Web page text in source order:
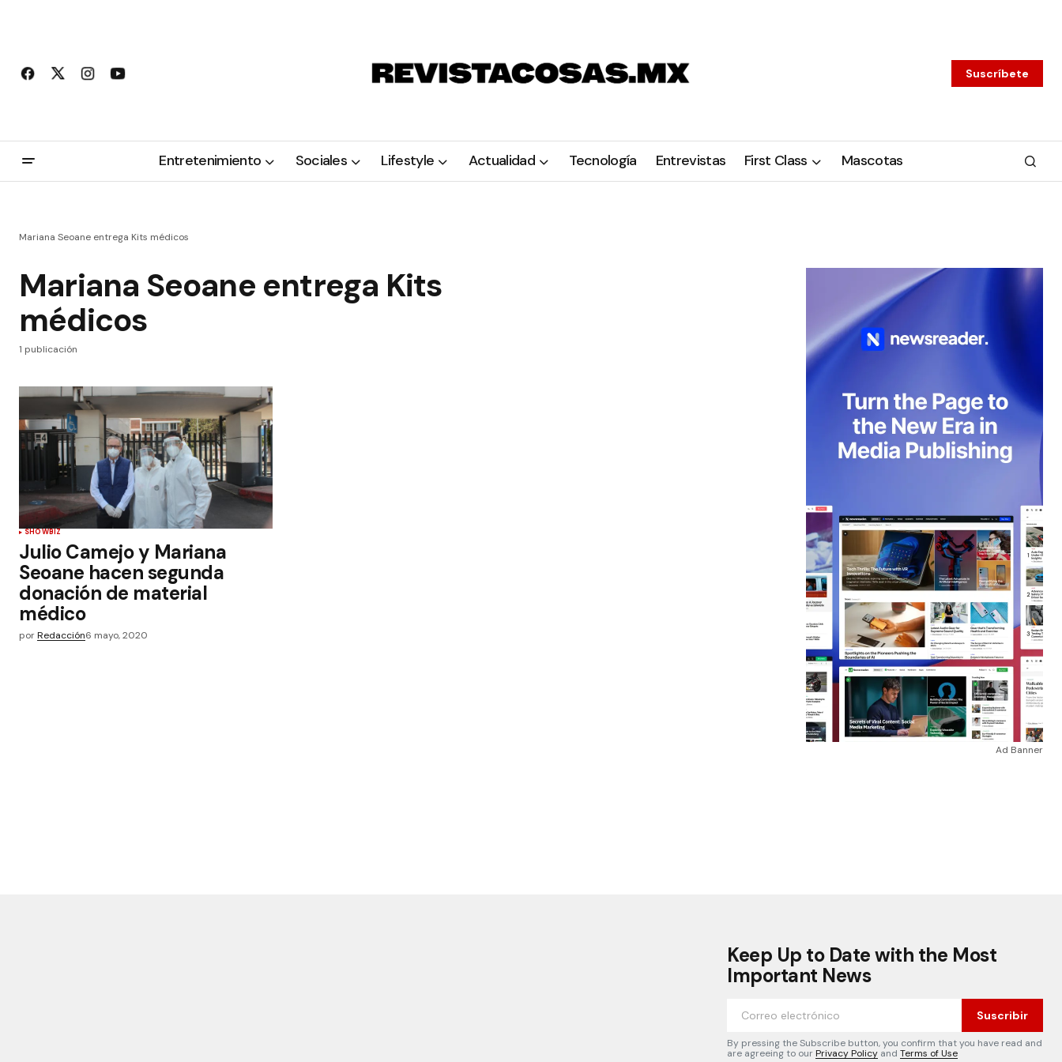
Suscríbete
Entretenimiento Sociales Lifestyle Actualidad Tecnología Entrevistas First Class Mascotas
Mariana Seoane entrega Kits médicos
Mariana Seoane entrega Kits
médicos
1 publicación
SHOWBIZ
Julio Camejo y Mariana
Seoane hacen segunda
donación de material
médico
porRedacción6 mayo, 2020
Ad Banner
Keep Up to Date with the Most
Important News
Suscribir
By pressing the Subscribe button, you confirm that you have read and
are agreeing to ourPrivacy Policy and Terms of Use